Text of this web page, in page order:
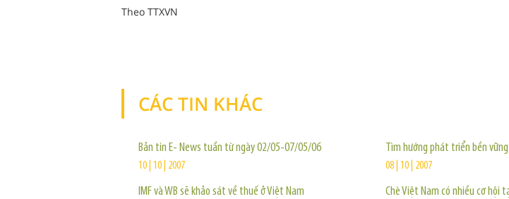
Theo TTXVN
CÁC TIN KHÁC
Bản tin E- News tuần từ ngày 02/05-07/05/06
10 | 10 | 2007
IMF và WB sẽ khảo sát về thuế ở Việt Nam
Tìm hướng phát triển bền vững
08 | 10 | 2007
Chè Việt Nam có nhiều cơ hội